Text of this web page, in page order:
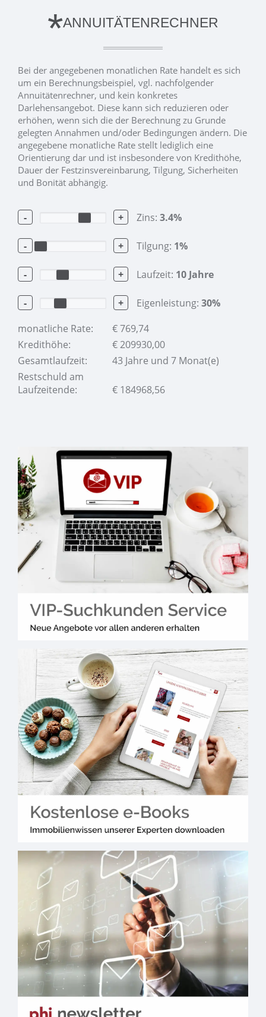
*ANNUITÄTENRECHNER
Bei der angegebenen monatlichen Rate handelt es sich
um ein Berechnungsbeispiel, vgl. nachfolgender
Annuitätenrechner, und kein konkretes
Darlehensangebot. Diese kann sich reduzieren oder
erhöhen, wenn sich die der Berechnung zu Grunde
gelegten Annahmen und/oder Bedingungen ändern. Die
angegebene monatliche Rate stellt lediglich eine
Orientierung dar und ist insbesondere von Kredithöhe,
Dauer der Festzinsvereinbarung, Tilgung, Sicherheiten
und Bonität abhängig.
- + Zins: 3.4%
- + Tilgung: 1%
- + Laufzeit: 10 Jahre
- + Eigenleistung: 30%
monatliche Rate:
€769,74
Kredithöhe:
€209930,00
Gesamtlaufzeit:
43 Jahre und 7 Monat(e)
Restschuld am
Laufzeitende:
€ 184968,56